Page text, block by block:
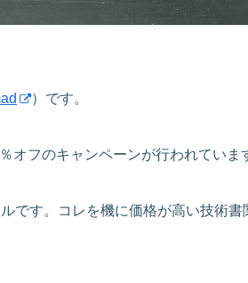
）です。
オフのキャンペーンが行われていま
です。コレを機に価格が高い技術